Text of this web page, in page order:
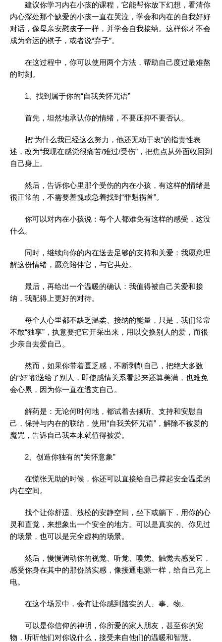
建议你学习内在小孩的课程，它能帮你放下幻想，看清你
内心深处那个缺爱的小孩一直在哭泣，学会和内在的自我好好
对话，像母亲安慰孩子一样，并学会自我接纳。这样你才不会
成为命运的棋子，或者说“弃子”。
在这过程中，你可以使用两个方法，帮助自己度过最难熬
的时刻。
1、找到属于你的“自我关怀咒语”
首先，坦然地承认你的情绪，不要压抑不要否认。
把“为什么我已经这么努力，他还无动于衷”的指责性表
述，改为“我现在感觉很痛苦/难过/受伤”，把焦点从外面收回到
自己身上。
然后，告诉你心里那个受伤的内在小孩，有这样的情绪是
很正常的，不需要羞愧或急着找到“罪魁祸首”。
你可以对内在小孩说：每个人都难免有这样的感受，这没
什么。
同时，继续向你的内在送去足够的支持和关爱：我愿意理
解这份情绪，愿意陪伴它，与它共处。
最后，再给出一个温暖的确认：我值得被自己关爱和接
纳，我配得上更好的对待。
每个人心里都不缺乏温柔、接纳的能量，只是，我们常常
不敢“独享”，执意要把它开采出来，用以交换别人的爱，而很
少亲自去爱自己。
然而，如果你带着匮乏感，不断剥削自己，把绝大多数
的“好”都送给了别人，即使感情关系看起来还算美满，也难免
会心累，因为你一直在透支自己。
解药是：无论何时何地，都试着去倾听、支持和安慰自
己，保持与内在的联结，使用“自我关怀咒语”，解除不被爱的
魔咒，告诉自己我本来就值得被爱。
2、创造你独有的“关怀意象”
在慌张无助的时候，你还可以直接给自己撑起安全温柔的
内在空间。
找个让你舒适、放松的安静空间，坐下或躺下，用你的心
灵和直觉，来想象出一个安全的地方。可以是真实的、你见过
的场景，也可以是完全虚构的场景。
然后，慢慢调动你的视觉、听觉、嗅觉、触觉去感受它，
感受你身在其中的那份踏实感，像接通电源一样，给自己充上
电。
在这个场景中，会有让你感到踏实的人、事、物。
可以是你信仰的神明，你所爱的家人朋友，甚至你的宠
物，听听他们对你说什么，接受来自他们的温暖和智慧。